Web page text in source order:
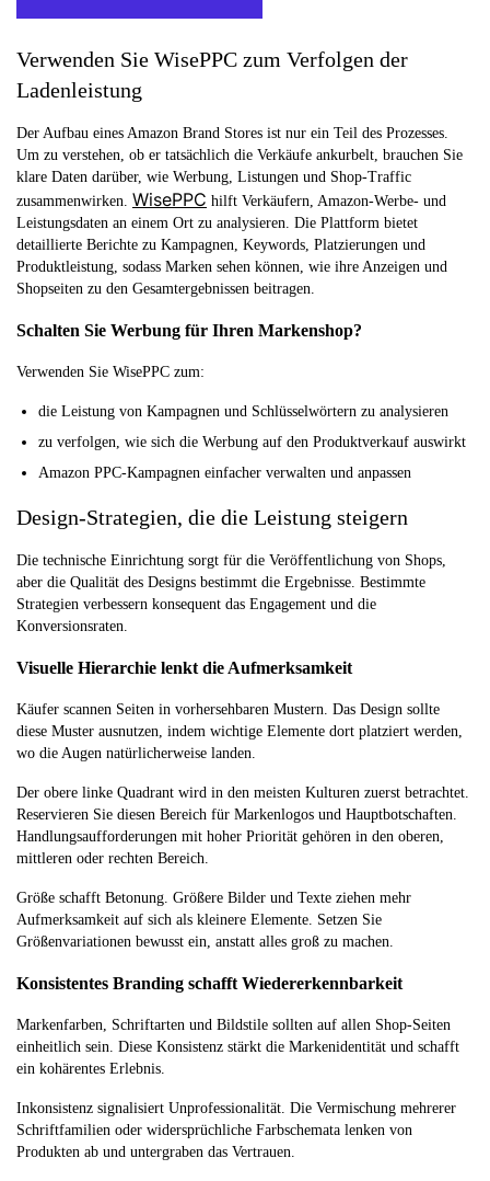
Verwenden Sie WisePPC zum Verfolgen der
Ladenleistung
Der Aufbau eines Amazon Brand Stores ist nur ein Teil des Prozesses.
Um zu verstehen, ob er tatsächlich die Verkäufe ankurbelt, brauchen Sie
klare Daten darüber, wie Werbung, Listungen und Shop-Traffic
zusammenwirken. WisePPC hilft Verkäufern, Amazon-Werbe- und
Leistungsdaten an einem Ort zu analysieren. Die Plattform bietet
detaillierte Berichte zu Kampagnen, Keywords, Platzierungen und
Produktleistung, sodass Marken sehen können, wie ihre Anzeigen und
Shopseiten zu den Gesamtergebnissen beitragen.
Schalten Sie Werbung für Ihren Markenshop?
Verwenden Sie WisePPC zum:
die Leistung von Kampagnen und Schlüsselwörtern zu analysieren
zu verfolgen, wie sich die Werbung auf den Produktverkauf auswirkt
Amazon PPC-Kampagnen einfacher verwalten und anpassen
Design-Strategien, die die Leistung steigern
Die technische Einrichtung sorgt für die Veröffentlichung von Shops,
aber die Qualität des Designs bestimmt die Ergebnisse. Bestimmte
Strategien verbessern konsequent das Engagement und die
Konversionsraten.
Visuelle Hierarchie lenkt die Aufmerksamkeit
Käufer scannen Seiten in vorhersehbaren Mustern. Das Design sollte
diese Muster ausnutzen, indem wichtige Elemente dort platziert werden,
wo die Augen natürlicherweise landen.
Der obere linke Quadrant wird in den meisten Kulturen zuerst betrachtet.
Reservieren Sie diesen Bereich für Markenlogos und Hauptbotschaften.
Handlungsaufforderungen mit hoher Priorität gehören in den oberen,
mittleren oder rechten Bereich.
Größe schafft Betonung. Größere Bilder und Texte ziehen mehr
Aufmerksamkeit auf sich als kleinere Elemente. Setzen Sie
Größenvariationen bewusst ein, anstatt alles groß zu machen.
Konsistentes Branding schafft Wiedererkennbarkeit
Markenfarben, Schriftarten und Bildstile sollten auf allen Shop-Seiten
einheitlich sein. Diese Konsistenz stärkt die Markenidentität und schafft
ein kohärentes Erlebnis.
Inkonsistenz signalisiert Unprofessionalität. Die Vermischung mehrerer
Schriftfamilien oder widersprüchliche Farbschemata lenken von
Produkten ab und untergraben das Vertrauen.